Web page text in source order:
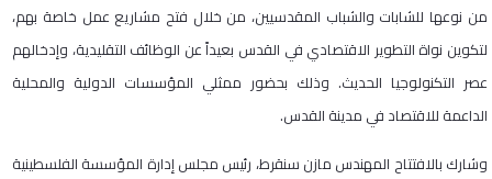
من نوعها للشابات والشباب المقدسيين، من خلال فتح مشاريع عمل خاصة بهم،
لتكوين نواة التطوير الاقتصادي في القدس بعيداً عن الوظائف التقليدية، وإدخالهم
عصر التكنولوجيا الحديث. وذلك بحضور ممثلي المؤسسات الدولية والمحلية
الداعمة للاقتصاد في مدينة القدس.
وشارك بالافتتاح المهندس مازن سنقرط، رئيس مجلس إدارة المؤسسة الفلسطينية